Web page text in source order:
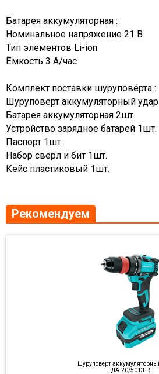
Батарея аккумуляторная :
Номинальное напряжение 21 В
Тип элементов Li-ion
Ёмкость 3 А/час
Комплект поставки шуруповёрта :
Шуруповёрт аккумуляторный
Батарея аккумуляторная 2шт.
Устройство зарядное батарей 1шт.
Паспорт 1шт.
Набор свёрл и бит 1шт.
Кейс пластиковый 1шт.
Рекомендуем
Шуруповерт
ДА-20/50 DFR